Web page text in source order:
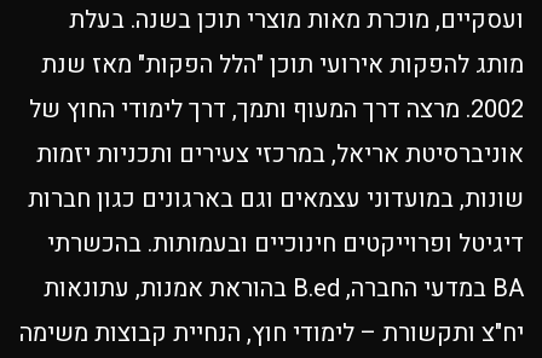
ועסקיים, מוכרת מאות מוצרי תוכן בשנה. בעלת
מותג להפקות אירועי תוכן "הלל הפקות" מאז שנת
2002. מרצה דרך המעוף ותמך, דרך לימודי החוץ של
אוניברסיטת אריאל, במרכזי צעירים ותכניות יזמות
שונות, במועדוני עצמאים וגם בארגונים כגון חברות
דיגיטל ופרוייקטים חינוכיים ובעמותות. בהכשרתי
BA במדעי החברה, B.ed בהוראת אמנות, עתונאות
יח"צ ותקשורת – לימודי חוץ, הנחיית קבוצות משימה